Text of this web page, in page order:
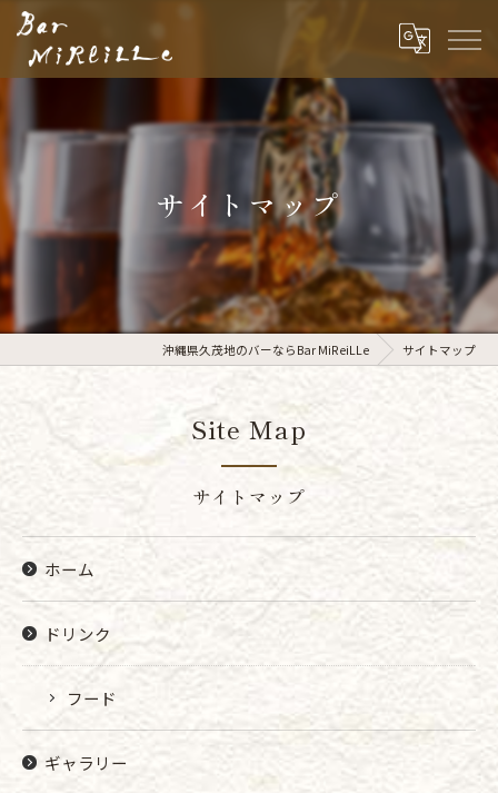
サイトマップ
沖縄県久茂地のバーならBar MiReiLLe サイトマップ
サイトマップ
Site Map
ホーム
ドリンク
フード
ギャラリー